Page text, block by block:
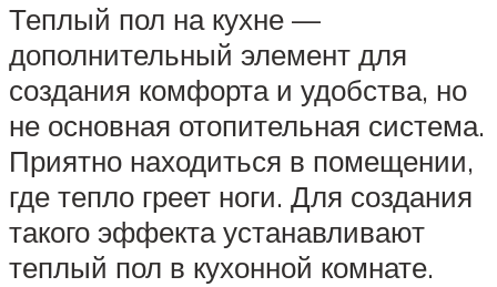
Теплый пол на кухне —
дополнительный элемент для
создания комфорта и удобства, но
не основная отопительная система.
Приятно находиться в помещении,
где тепло греет ноги. Для создания
такого эффекта устанавливают
теплый пол в кухонной комнате.